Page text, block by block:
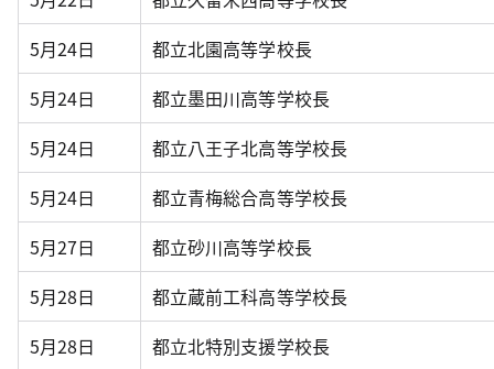
5月24日
都立北園高等学校長
5月24日
都立墨田川高等学校長
5月24日
都立八王子北高等学校長
5月24日
都立青梅総合高等学校長
5月27日
都立砂川高等学校長
5月28日
都立蔵前工科高等学校長
5月28日
都立北特別支援学校長